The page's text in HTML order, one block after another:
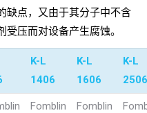
缺点，又由于其分子中不含
压而对设备产生腐蚀。
K-L
1406
K-L
1606
K-L
2506
Fomblin
Fomblin